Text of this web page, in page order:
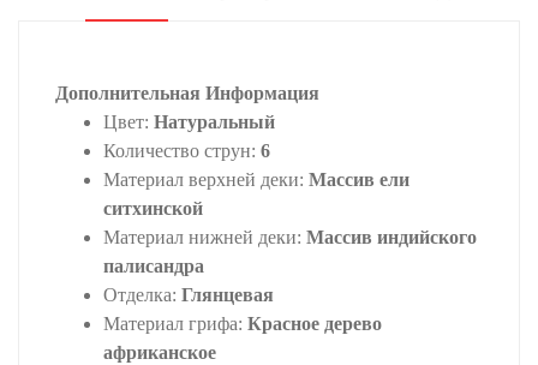
Дополнительная Информация
Цвет: Натуральный
Количество струн: 6
Материал верхней деки: Массив ели
ситхинской
Материал нижней деки: Массив индийского
палисандра
Отделка: Глянцевая
Материал грифа: Красное дерево
африканское